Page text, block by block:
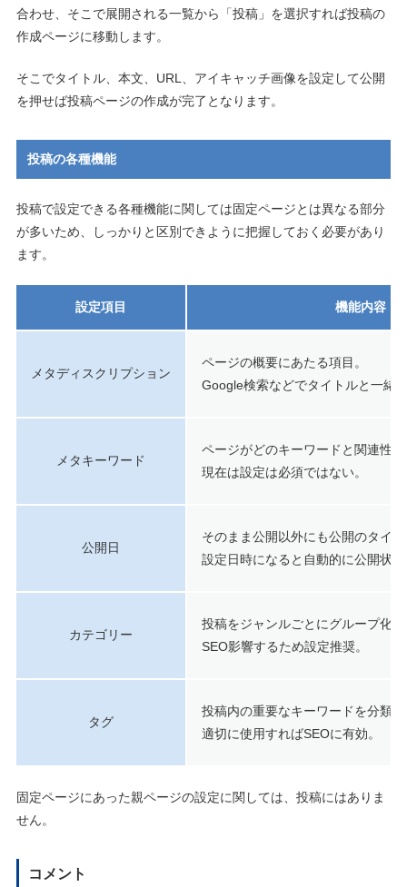
合わせ、そこで展開される一覧から「投稿」を選択すれば投稿の
作成ページに移動します。
そこでタイトル、本文、URL、アイキャッチ画像を設定して公開
を押せば投稿ページの作成が完了となります。
投稿の各種機能
投稿で設定できる各種機能に関しては固定ページとは異なる部分
が多いため、しっかりと区別できように把握しておく必要があり
ます。
設定項目 機能内容
メタディスクリプション
ページの概要にあたる項目。
Google検索などでタイトルと一緒
メタキーワード
ページがどのキーワードと関連性
現在は設定は必須ではない。
公開日
そのまま公開以外にも公開のタイ
設定日時になると自動的に公開状
カテゴリー
投稿をジャンルごとにグループ化
SEO影響するため設定推奨。
タグ
投稿内の重要なキーワードを分類
適切に使用すればSEOに有効。
固定ページにあった親ページの設定に関しては、投稿にはありま
せん。
コメント